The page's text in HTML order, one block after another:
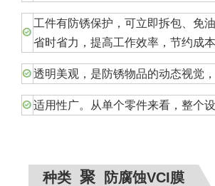
工件有防锈保护，可立即拆包、免
省时省力，提高工作效率，节约成本
透明美观，是防锈物品的动态视觉
适用性广。从单个零件来看，整个
种类 聚 防腐蚀VCI膜